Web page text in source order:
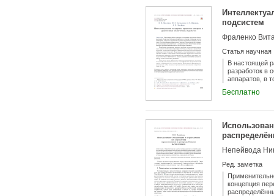
подсистем
Статья научная
В настоящей
разработок в
аппаратов, в
космического
технологий
дальнейшее
работы узлов
шум в этом
Бесплатно
Непейвода
Ред. заметка
концепция